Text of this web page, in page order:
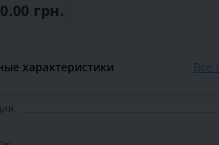
грн.
характеристики Все